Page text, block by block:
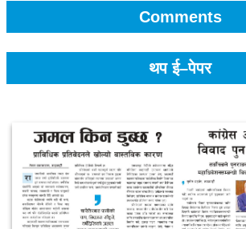
Comments
थप ई–पेपर